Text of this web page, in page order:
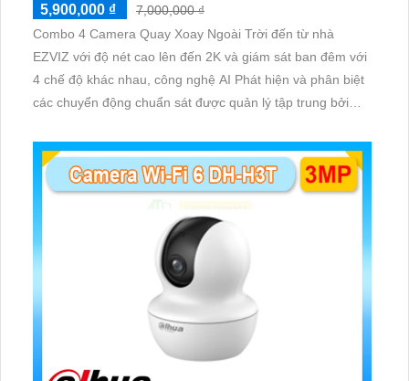
5,900,000 ₫
7,000,000 ₫
Combo 4 Camera Quay Xoay Ngoài Trời đến từ nhà
EZVIZ với độ nét cao lên đến 2K và giám sát ban đêm với
4 chế độ khác nhau, công nghệ AI Phát hiện và phân biệt
các chuyển động chuẩn sát được quản lý tập trung bởi